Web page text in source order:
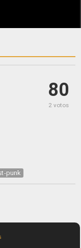
80
2 votos
punk